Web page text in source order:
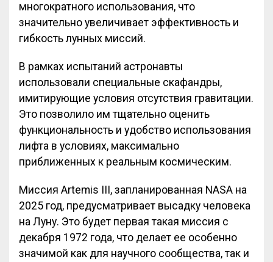
многократного использования, что
значительно увеличивает эффективность и
гибкость лунных миссий.
В рамках испытаний астронавты
использовали специальные скафандры,
имитирующие условия отсутствия гравитации.
Это позволило им тщательно оценить
функциональность и удобство использования
лифта в условиях, максимально
приближенных к реальным космическим.
Миссия Artemis III, запланированная NASA на
2025 год, предусматривает высадку человека
на Луну. Это будет первая такая миссия с
декабря 1972 года, что делает ее особенно
значимой как для научного сообщества, так и